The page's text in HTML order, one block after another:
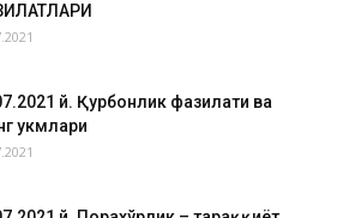
й. Қурбонлик фазилати ва
ҳукмлари